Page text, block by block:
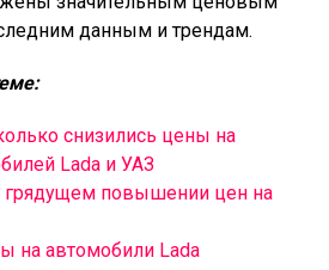
данным и трендам.
снизились цены на
Lada и УАЗ
грядущем повышении цен на
на автомобили Lada